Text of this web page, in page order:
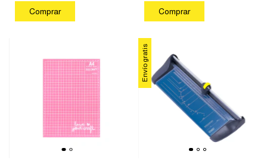
Envío gratis